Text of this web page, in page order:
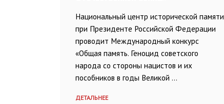
Национальный центр исторической памяти
при Президенте Российской Федерации
проводит Международный конкурс
«Общая память. Геноцид советского
народа со стороны нацистов и их
пособников в годы Великой …
ДЕТАЛЬНЕЕ